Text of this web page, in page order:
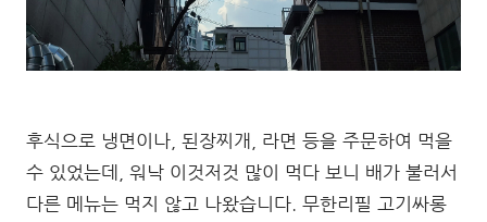
후식으로 냉면이나, 된장찌개, 라면 등을 주문하여 먹을
수 있었는데, 워낙 이것저것 많이 먹다 보니 배가 불러서
다른 메뉴는 먹지 않고 나왔습니다. 무한리필 고기싸롱